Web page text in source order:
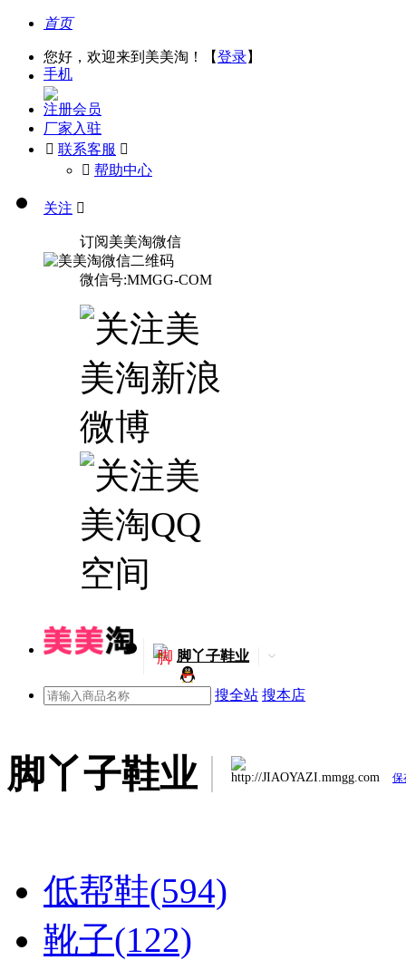
首页
您好，欢迎来到美美淘！【登录】
手机
注册会员
厂家入驻
 联系客服 
󰅃 帮助中心
关注 
订阅美美淘微信
微信号:MMGG-COM
脚 脚丫子鞋业
搜全站 搜本店
脚丫子鞋业 http://JIAOYAZI.mmgg.com 保
低帮鞋(594)
靴子(122)